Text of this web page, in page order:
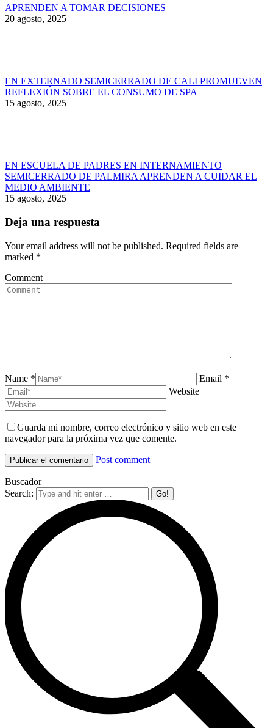
APRENDEN A TOMAR DECISIONES
20 agosto, 2025
EN EXTERNADO SEMICERRADO DE CALI PROMUEVEN
REFLEXIÓN SOBRE EL CONSUMO DE SPA
15 agosto, 2025
EN ESCUELA DE PADRES EN INTERNAMIENTO
SEMICERRADO DE PALMIRA APRENDEN A CUIDAR EL
MEDIO AMBIENTE
15 agosto, 2025
Deja una respuesta
Your email address will not be published. Required fields are
marked *
Comment
Name *
Email *
Website
Guarda mi nombre, correo electrónico y sitio web en este
navegador para la próxima vez que comente.
Post comment
Buscador
Search: